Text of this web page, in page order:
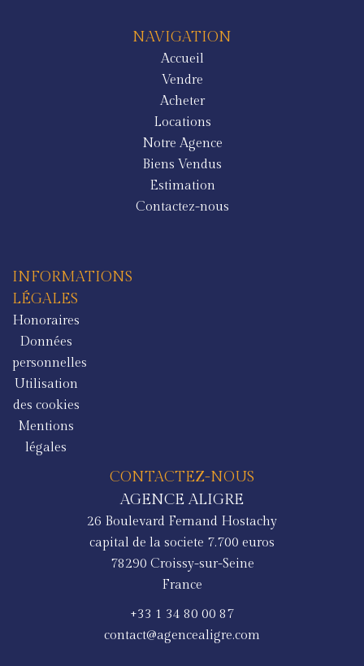
NAVIGATION
Accueil
Vendre
Acheter
Locations
Notre Agence
Biens Vendus
Estimation
Contactez-nous
INFORMATIONS
LÉGALES
Honoraires
Données
personnelles
Utilisation
des cookies
Mentions
légales
CONTACTEZ-NOUS
AGENCE ALIGRE
26 Boulevard Fernand Hostachy
capital de la societe 7.700 euros
78290 Croissy-sur-Seine
France
+33 1 34 80 00 87
contact@agencealigre.com